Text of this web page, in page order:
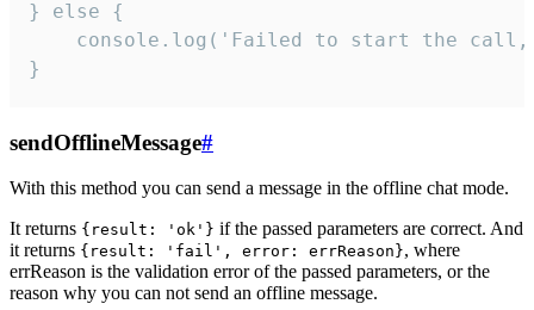
} else {
console.log('Failed to start the
}
sendOfflineMessage#
With this method you can send a message in the offline chat mode.
It returns {result: 'ok'} if the passed parameters are correct. And
it returns {result: 'fail', error: errReason}, where
errReason is the validation error of the passed parameters, or the
reason why you can not send an offline message.